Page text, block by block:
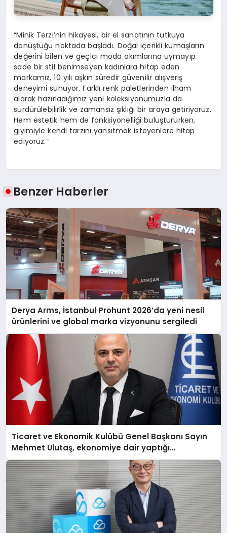
“Minik Terzi’nin hikayesi, bir el sanatının tutkuya
dönüştüğü noktada başladı. Doğal içerikli kumaşların
değerini bilen ve geçici moda akımlarına uymayıp
sade bir stil benimseyen kadınlara hitap eden
markamız, 10 yılı aşkın süredir güvenilir alışveriş
deneyimi sunuyor. Farklı renk paletlerinden ilham
alarak hazırladığımız yeni koleksiyonumuzla da
sürdürülebilirlik ve zamansız şıklığı bir araya getiriyoruz.
Hem estetik hem de fonksiyonelliği buluştururken,
giyimiyle kendi tarzını yansıtmak isteyenlere hitap
ediyoruz.”
Benzer Haberler
Derya Arms, İstanbul Prohunt 2026’da yeni nesil
ürünlerini ve global marka vizyonunu sergiledi
Ticaret ve Ekonomik Kulübü Genel Başkanı Sayın
Mehmet Ulutaş, ekonomiye dair yaptığı
açıklamada şunları kaydetti: